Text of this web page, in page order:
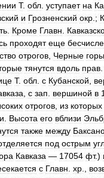
Т. обл уступает на
и Грозненский окр .;
Кроме Главн
проходят еще
отрогов Черные горы
тянутся вдоль прав
Т. обл с Кубанской
с зап вершиной в
отрогов из которых
Высота его вблизи
также между
под острым
Кавказа — 17054 фт.)
с Главн хр